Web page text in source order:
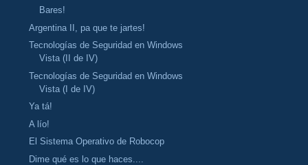
Bares!
Argentina II, pa que te jartes!
Tecnologías de Seguridad en Windows
Vista (II de IV)
Tecnologías de Seguridad en Windows
Vista (I de IV)
Ya tá!
A lío!
El Sistema Operativo de Robocop
Dime qué es lo que haces....